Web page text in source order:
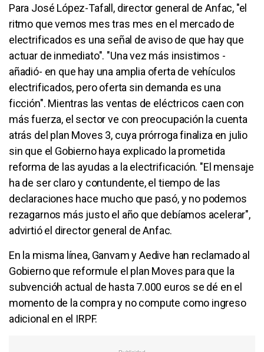
Para José López-Tafall, director general de Anfac, "el
ritmo que vemos mes tras mes en el mercado de
electrificados es una señal de aviso de que hay que
actuar de inmediato". "Una vez más insistimos -
añadió- en que hay una amplia oferta de vehículos
electrificados, pero oferta sin demanda es una
ficción". Mientras las ventas de eléctricos caen con
más fuerza, el sector ve con preocupación la cuenta
atrás del plan Moves 3, cuya prórroga finaliza en julio
sin que el Gobierno haya explicado la prometida
reforma de las ayudas a la electrificación. "El mensaje
ha de ser claro y contundente, el tiempo de las
declaraciones hace mucho que pasó, y no podemos
rezagarnos más justo el año que debíamos acelerar",
advirtió el director general de Anfac.
En la misma línea, Ganvam y Aedive han reclamado al
Gobierno que reformule el plan Moves para que la
subvencióh actual de hasta 7.000 euros se dé en el
momento de la compra y no compute como ingreso
adicional en el IRPF.